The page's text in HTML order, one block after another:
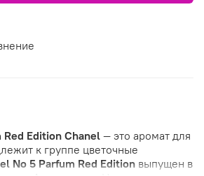
Red EditionChanel — это аромат для
к группе цветочные
No 5 Parfum Red Edition выпущен в